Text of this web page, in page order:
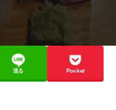
送る Pocket